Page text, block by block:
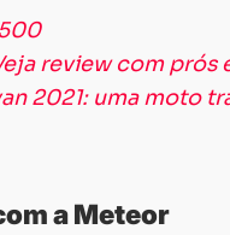
review com prós
2021: uma moto
a Meteor